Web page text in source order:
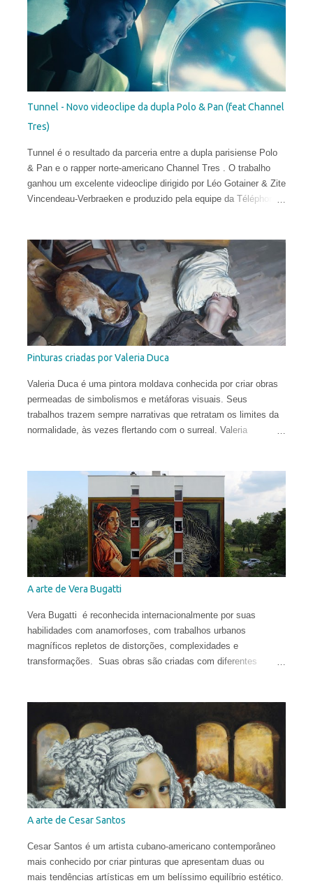
Tunnel - Novo videoclipe da dupla Polo & Pan (feat Channel
Tres)
Tunnel é o resultado da parceria entre a dupla parisiense Polo
& Pan e o rapper norte-americano Channel Tres . O trabalho
ganhou um excelente videoclipe dirigido por Léo Gotainer & Zite
Vincendeau-Verbraeken e produzido pela equipe da Téléphone
Pinturas criadas por Valeria Duca
Valeria Duca é uma pintora moldava conhecida por criar obras
permeadas de simbolismos e metáforas visuais. Seus
trabalhos trazem sempre narrativas que retratam os limites da
normalidade, às vezes flertando com o surreal. Valeria
apenas 12 anos. Aos 17, mudou-se para o Reino Unido, onde
estudou História da Arte na Universidade de St Andrews.
Depois de viver e pintar profissionalmente por alguns anos em
Oslo, Noruega, recentemente ela mudou-se para Washington
DC. Suas obras circulam o planeta e integram as coleções
permanentes de vários museus do Leste Europeu.
A arte de Vera Bugatti
Vera Bugatti é reconhecida internacionalmente por suas
habilidades com anamorfoses, com trabalhos urbanos
magníficos repletos de distorções, complexidades e
transformações. Suas obras são criadas com diferentes
pesquisa em Mântua com uma tese dedicada aos tratados
heterodoxos do século XVI. Publicou ensaios sobre pesquisa
histórica e iconológica e colaborou com redações.
A arte de Cesar Santos
Cesar Santos é um artista cubano-americano contemporâneo
mais conhecido por criar pinturas que apresentam duas ou
mais tendências artísticas em um belíssimo equilíbrio estético.